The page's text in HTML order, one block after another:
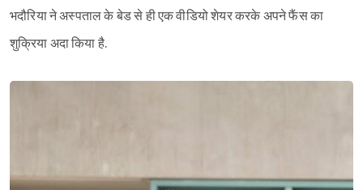
भदौरिया ने अस्पताल के बेड से ही एक वीडियो शेयर करके अपने फैंस का
शुक्रिया अदा किया है.